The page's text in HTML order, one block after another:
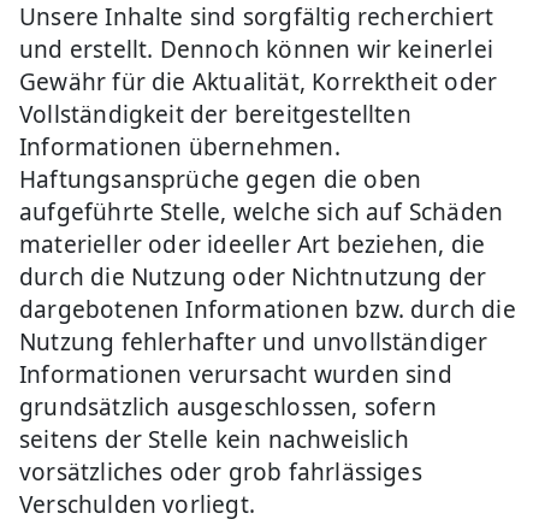
Unsere Inhalte sind sorgfältig recherchiert
und erstellt. Dennoch können wir keinerlei
Gewähr für die Aktualität, Korrektheit oder
Vollständigkeit der bereitgestellten
Informationen übernehmen.
Haftungsansprüche gegen die oben
aufgeführte Stelle, welche sich auf Schäden
materieller oder ideeller Art beziehen, die
durch die Nutzung oder Nichtnutzung der
dargebotenen Informationen bzw. durch die
Nutzung fehlerhafter und unvollständiger
Informationen verursacht wurden sind
grundsätzlich ausgeschlossen, sofern
seitens der Stelle kein nachweislich
vorsätzliches oder grob fahrlässiges
Verschulden vorliegt.